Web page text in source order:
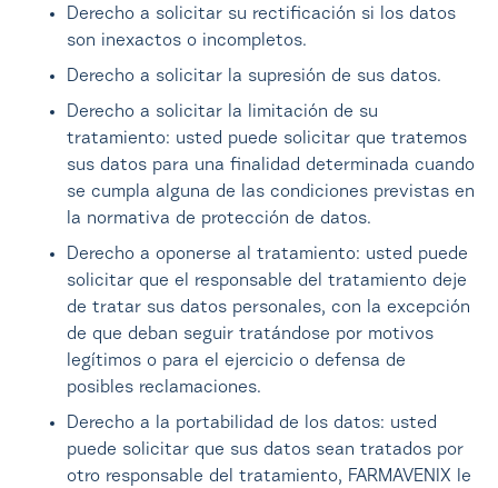
Derecho a solicitar su rectificación si los datos
son inexactos o incompletos.
Derecho a solicitar la supresión de sus datos.
Derecho a solicitar la limitación de su
tratamiento: usted puede solicitar que tratemos
sus datos para una finalidad determinada cuando
se cumpla alguna de las condiciones previstas en
la normativa de protección de datos.
Derecho a oponerse al tratamiento: usted puede
solicitar que el responsable del tratamiento deje
de tratar sus datos personales, con la excepción
de que deban seguir tratándose por motivos
legítimos o para el ejercicio o defensa de
posibles reclamaciones.
Derecho a la portabilidad de los datos: usted
puede solicitar que sus datos sean tratados por
otro responsable del tratamiento, FARMAVENIX le